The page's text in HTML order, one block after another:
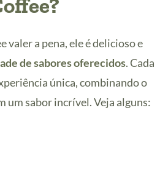
valer a pena, ele é delicioso e
de sabores oferecidos. Cada
única, combinando o
um sabor incrível. Veja alguns: